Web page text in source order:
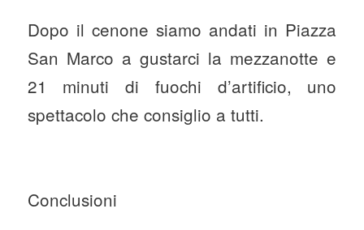
Dopo il cenone siamo andati in Piazza
San Marco a gustarci la mezzanotte e
21 minuti di fuochi d’artificio, uno
spettacolo che consiglio a tutti.
Conclusioni